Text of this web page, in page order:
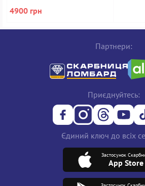
4900 грн
Партнери:
Приєднуйтесь:
Єдиний ключ до всіх
Застосунок
App Store